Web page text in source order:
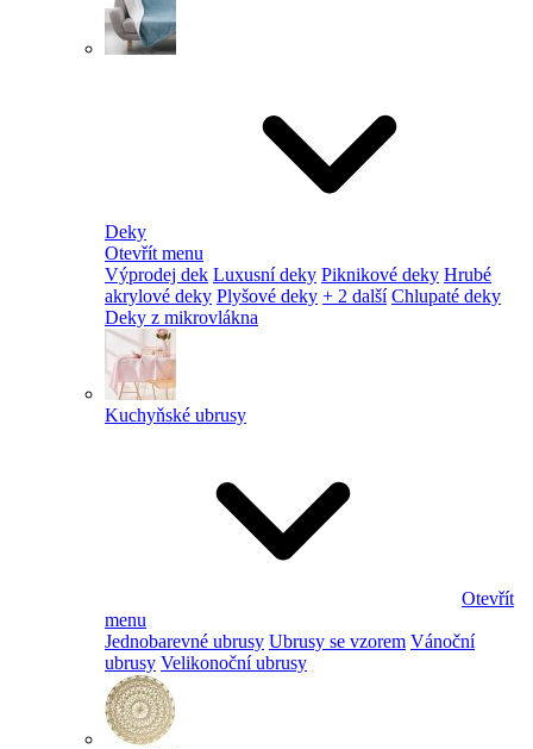
Deky
Otevřít menu
Výprodej dek Luxusní deky Piknikové deky Hrubé
akrylové deky Plyšové deky + 2 další Chlupaté deky
Deky z mikrovlákna
Kuchyňské ubrusy
Otevřít
menu
Jednobarevné ubrusy Ubrusy se vzorem Vánoční
ubrusy Velikonoční ubrusy